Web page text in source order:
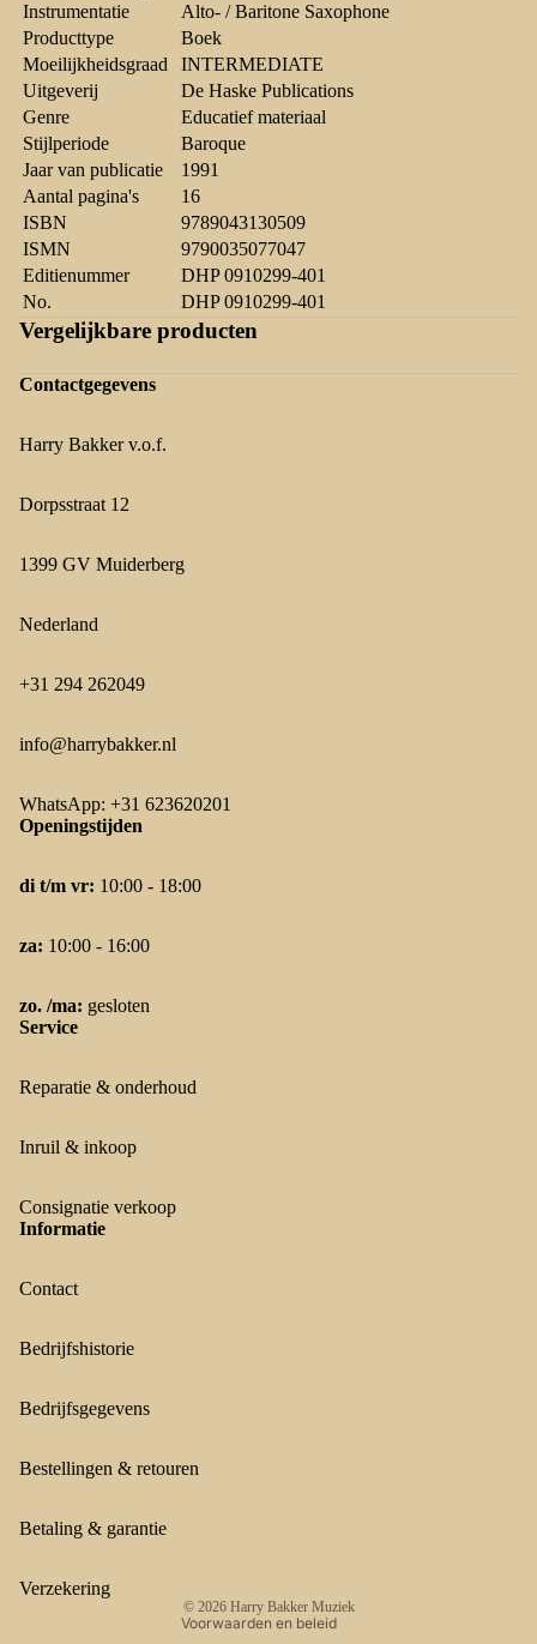
Instrumentatie
Alto- / Baritone Saxophone
Producttype
Boek
Moeilijkheidsgraad
INTERMEDIATE
Uitgeverij
De Haske Publications
Genre
Educatief materiaal
Stijlperiode
Baroque
Jaar van publicatie
1991
Aantal pagina's
16
ISBN
9789043130509
ISMN
9790035077047
Editienummer
DHP 0910299-401
No.
DHP 0910299-401
Vergelijkbare producten
Contactgegevens
Harry Bakker v.o.f.
Dorpsstraat 12
1399 GV Muiderberg
Nederland
+31 294 262049
info@harrybakker.nl
WhatsApp: +31 623620201
Openingstijden
di t/m vr: 10:00 - 18:00
za: 10:00 - 16:00
zo. /ma: gesloten
Service
Reparatie & onderhoud
Inruil & inkoop
Consignatie verkoop
Informatie
Contact
Bedrijfshistorie
Bedrijfsgegevens
Bestellingen & retouren
Betaling & garantie
Verzekering
© 2026 Harry Bakker Muziek
Voorwaarden en beleid
Terugbetalingsbeleid
Algemene voorwaarden